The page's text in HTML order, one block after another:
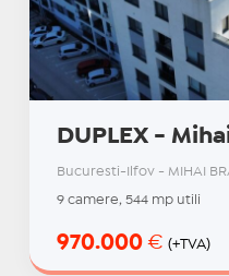
DUPLEX -
Bucuresti-Ilfov - MIHAI
9 camere, 544 mp utili
970.000 € (+TVA)